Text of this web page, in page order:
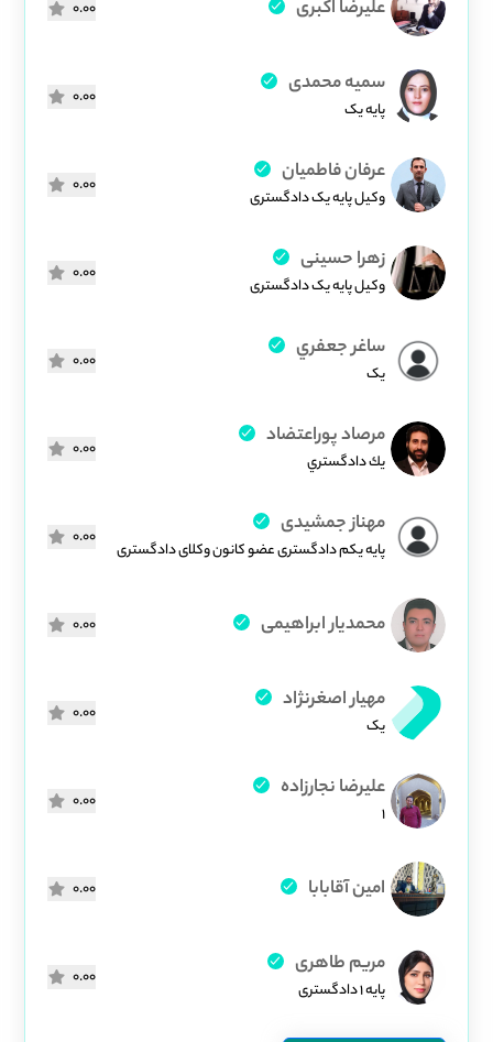
علیرضا اکبری 0.00
سمیه محمدی
پایه یک
0.00
عرفان فاطمیان
وکیل پایه یک دادگستری
0.00
زهرا حسینی
وکیل پایه یک دادگستری
0.00
ساغر جعفري
یک
0.00
مرصاد پوراعتضاد
يك دادگستري
0.00
مهناز جمشیدی
پایه یکم دادگستری عضو کانون وکلای دادگستری
0.00
محمدیار ابراهیمی 0.00
مهیار اصغرنژاد
یک
0.00
علیرضا نجارزاده
1
0.00
امین آقابابا 0.00
مریم طاهری
پایه ۱ دادگستری
0.00